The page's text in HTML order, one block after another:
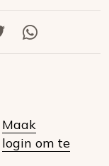
Deel
Maak
login om te